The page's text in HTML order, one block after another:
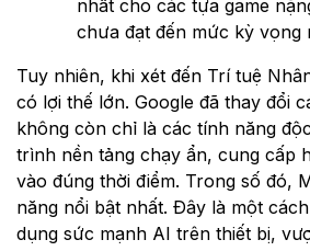
nhất cho các tựa game
chưa đạt đến mức kỳ vọng
Tuy nhiên, khi xét đến Trí tuệ
có lợi thế lớn. Google đã thay đổi
không còn chỉ là các tính năng
trình nền tảng chạy ẩn, cung cấp
vào đúng thời điểm. Trong số đó,
năng nổi bật nhất. Đây là một
dụng sức mạnh AI trên thiết bị,